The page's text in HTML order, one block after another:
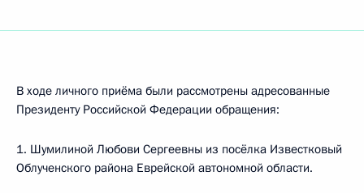
В ходе личного приёма были рассмотрены адресованные
Президенту Российской Федерации обращения:
1. Шумилиной Любови Сергеевны из посёлка Известковый
Облученского района Еврейской автономной области.